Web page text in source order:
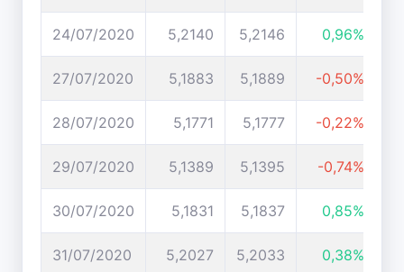
24/07/2020 5,2140 5,2146 0,96%
27/07/2020 5,1883 5,1889 -0,50%
28/07/2020 5,1771 5,1777 -0,22%
29/07/2020 5,1389 5,1395 -0,74%
30/07/2020 5,1831 5,1837 0,85%
31/07/2020 5,2027 5,2033 0,38%